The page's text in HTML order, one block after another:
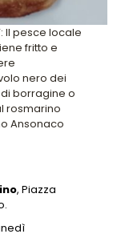
: Il pesce locale
fritto e
nero dei
borragine o
rosmarino
Ansonaco
, Piazza